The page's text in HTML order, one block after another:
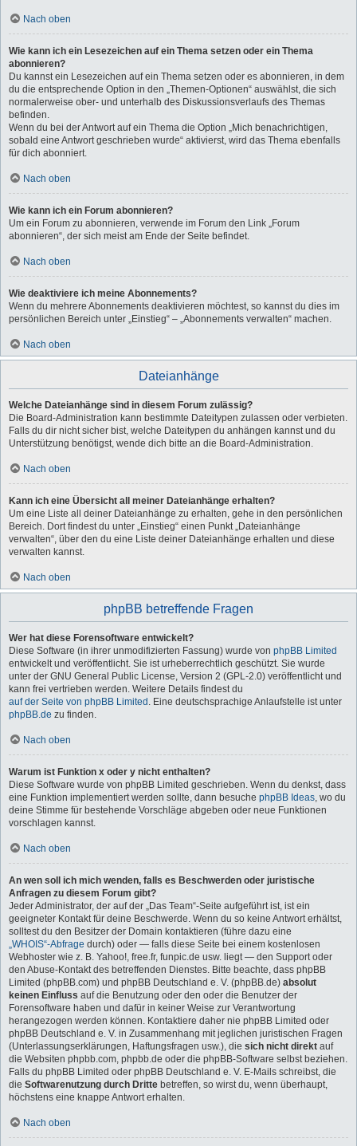
Nach oben
Wie kann ich ein Lesezeichen auf ein Thema setzen oder ein Thema
abonnieren?
Du kannst ein Lesezeichen auf ein Thema setzen oder es abonnieren, in dem
du die entsprechende Option in den „Themen-Optionen“ auswählst, die sich
normalerweise ober- und unterhalb des Diskussionsverlaufs des Themas
befinden.
Wenn du bei der Antwort auf ein Thema die Option „Mich benachrichtigen,
sobald eine Antwort geschrieben wurde“ aktivierst, wird das Thema ebenfalls
für dich abonniert.
Nach oben
Wie kann ich ein Forum abonnieren?
Um ein Forum zu abonnieren, verwende im Forum den Link „Forum
abonnieren“, der sich meist am Ende der Seite befindet.
Nach oben
Wie deaktiviere ich meine Abonnements?
Wenn du mehrere Abonnements deaktivieren möchtest, so kannst du dies im
persönlichen Bereich unter „Einstieg“ – „Abonnements verwalten“ machen.
Nach oben
Dateianhänge
Welche Dateianhänge sind in diesem Forum zulässig?
Die Board-Administration kann bestimmte Dateitypen zulassen oder verbieten.
Falls du dir nicht sicher bist, welche Dateitypen du anhängen kannst und du
Unterstützung benötigst, wende dich bitte an die Board-Administration.
Nach oben
Kann ich eine Übersicht all meiner Dateianhänge erhalten?
Um eine Liste all deiner Dateianhänge zu erhalten, gehe in den persönlichen
Bereich. Dort findest du unter „Einstieg“ einen Punkt „Dateianhänge
verwalten“, über den du eine Liste deiner Dateianhänge erhalten und diese
verwalten kannst.
Nach oben
phpBB betreffende Fragen
Wer hat diese Forensoftware entwickelt?
Diese Software (in ihrer unmodifizierten Fassung) wurde von phpBB Limited
entwickelt und veröffentlicht. Sie ist urheberrechtlich geschützt. Sie wurde
unter der GNU General Public License, Version 2 (GPL-2.0) veröffentlicht und
kann frei vertrieben werden. Weitere Details findest du
auf der Seite von phpBB Limited . Eine deutschsprachige Anlaufstelle ist unter
phpBB.de zu finden.
Nach oben
Warum ist Funktion x oder y nicht enthalten?
Diese Software wurde von phpBB Limited geschrieben. Wenn du denkst, dass
eine Funktion implementiert werden sollte, dann besuche phpBB Ideas, wo du
deine Stimme für bestehende Vorschläge abgeben oder neue Funktionen
vorschlagen kannst.
Nach oben
An wen soll ich mich wenden, falls es Beschwerden oder juristische
Anfragen zu diesem Forum gibt?
Jeder Administrator, der auf der „Das Team“-Seite aufgeführt ist, ist ein
geeigneter Kontakt für deine Beschwerde. Wenn du so keine Antwort erhältst,
solltest du den Besitzer der Domain kontaktieren (führe dazu eine
„WHOIS“-Abfrage durch) oder — falls diese Seite bei einem kostenlosen
Webhoster wie z. B. Yahoo!, free.fr, funpic.de usw. liegt — den Support oder
den Abuse-Kontakt des betreffenden Dienstes. Bitte beachte, dass phpBB
Limited (phpBB.com) und phpBB Deutschland e. V. (phpBB.de) absolut
keinen Einfluss auf die Benutzung oder den oder die Benutzer der
Forensoftware haben und dafür in keiner Weise zur Verantwortung
herangezogen werden können. Kontaktiere daher nie phpBB Limited oder
phpBB Deutschland e. V. in Zusammenhang mit jeglichen juristischen Fragen
(Unterlassungserklärungen, Haftungsfragen usw.), die sich nicht direkt auf
die Websiten phpbb.com, phpbb.de oder die phpBB-Software selbst beziehen.
Falls du phpBB Limited oder phpBB Deutschland e. V. E-Mails schreibst, die
die Softwarenutzung durch Dritte betreffen, so wirst du, wenn überhaupt,
höchstens eine knappe Antwort erhalten.
Nach oben